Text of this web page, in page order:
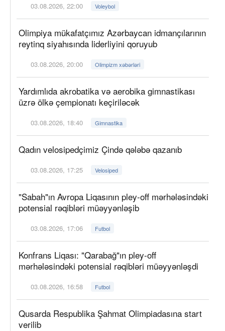
03.08.2026, 22:00 Voleybol
Olimpiya mükafatçımız Azərbaycan idmançılarının
reytinq siyahısında liderliyini qoruyub
03.08.2026, 20:00 Olimpizm xəbərləri
Yardımlıda akrobatika və aerobika gimnastikası
üzrə ölkə çempionatı keçiriləcək
03.08.2026, 18:40 Gimnastika
Qadın velosipedçimiz Çində qələbə qazanıb
03.08.2026, 17:25 Velosiped
"Sabah"ın Avropa Liqasının pley-off mərhələsindəki
potensial rəqibləri müəyyənləşib
03.08.2026, 17:06 Futbol
Konfrans Liqası: "Qarabağ"ın pley-off
mərhələsindəki potensial rəqibləri müəyyənləşdi
03.08.2026, 16:58 Futbol
Qusarda Respublika Şahmat Olimpiadasına start
verilib